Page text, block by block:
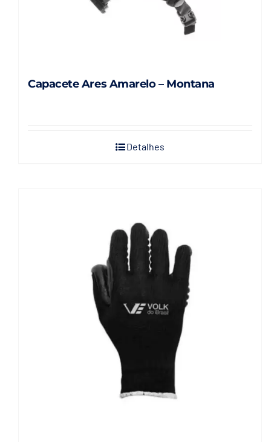
Capacete Ares Amarelo – Montana
Detalhes